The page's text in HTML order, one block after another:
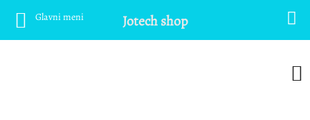
Glavni meni Jotech shop